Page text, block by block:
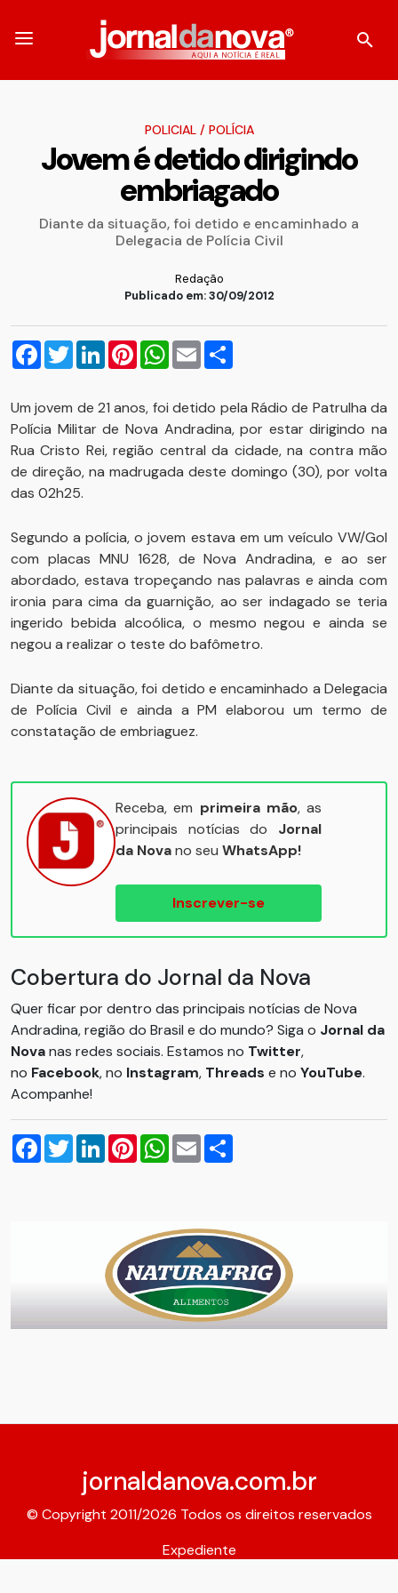
POLICIAL/ POLÍCIA
Jovem é detido dirigindo
embriagado
Diante da situação, foi detido e encaminhado a
Delegacia de Polícia Civil
Redação
Publicado em: 30/09/2012
Facebook
TwitterLinkedInPinterestWhatsApp
Email
Um jovem de 21 anos, foi detido pela Rádio de Patrulha da
Polícia Militar de Nova Andradina, por estar dirigindo na
Rua Cristo Rei, região central da cidade, na contra mão
de direção, na madrugada deste domingo (30), por volta
das 02h25.
Segundo a polícia, o jovem estava em um veículo VW/Gol
com placas MNU 1628, de Nova Andradina, e ao ser
abordado, estava tropeçando nas palavras e ainda com
ironia para cima da guarnição, ao ser indagado se teria
ingerido bebida alcoólica, o mesmo negou e ainda se
negou a realizar o teste do bafômetro.
Diante da situação, foi detido e encaminhado a Delegacia
de Polícia Civil e ainda a PM elaborou um termo de
constatação de embriaguez.
Receba, em primeira mão, as
principais notícias do Jornal
da Novano seu WhatsApp!
Inscrever-se
Cobertura do Jornal da Nova
Quer ficar por dentro das principais notícias de Nova
Andradina, região do Brasil e do mundo? Siga o Jornal da
Novanas redes sociais. Estamos no Twitter,
no Facebook, no Instagram, Threads e no YouTube.
Acompanhe!
Facebook
TwitterLinkedInPinterestWhatsApp
Email
jornaldanova.com.br
© Copyright 2011/2026 Todos os direitos reservados
Expediente